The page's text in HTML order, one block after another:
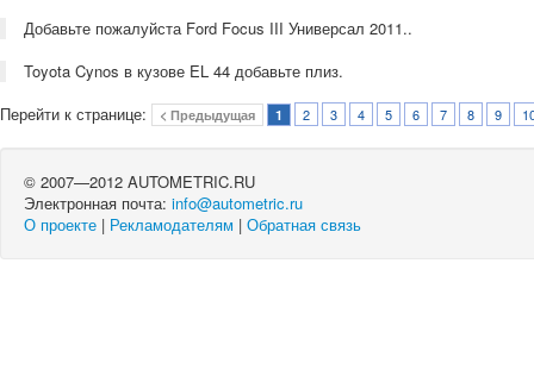
Добавьте пожалуйста Ford Focus III Универсал 2011..
Toyota Cynos в кузове EL 44 добавьте плиз.
Перейти к странице:
< Предыдущая 1 2 3 4 5 6 7 8 9
© 2007—2012 AUTOMETRIC.RU
Электронная почта: info@autometric.ru
О проекте | Рекламодателям | Обратная связь